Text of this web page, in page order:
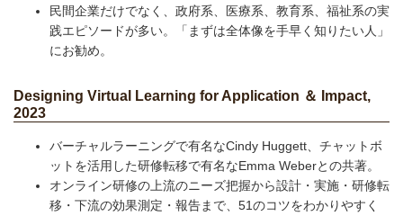
民間企業だけでなく、政府系、医療系、教育系、福祉系の実
践エピソードが多い。「まずは全体像を手早く知りたい人」
にお勧め。
Designing Virtual Learning for Application ＆ Impact,
2023
バーチャルラーニングで有名なCindy Huggett、チャットボ
ットを活用した研修転移で有名なEmma Weberとの共著。
オンライン研修の上流のニーズ把握から設計・実施・研修転
移・下流の効果測定・報告まで、51のコツをわかりやすく